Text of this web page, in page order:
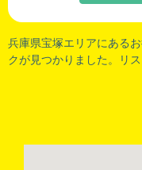
兵庫県宝塚エリアにある
クが見つかりました。リ